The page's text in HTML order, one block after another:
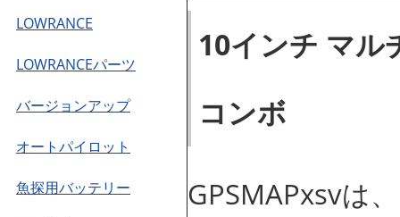
LOWRANCE
LOWRANCEパーツ
バージョンアップ
オートパイロット
魚探用バッテリー
10インチ マル
コンボ
GPSMAPxsvは